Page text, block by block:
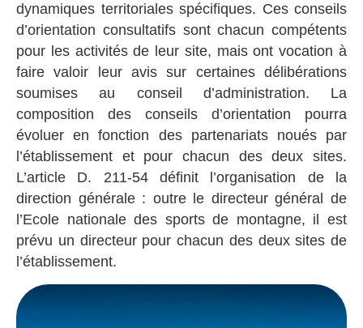
dynamiques territoriales spécifiques. Ces conseils
d’orientation consultatifs sont chacun compétents
pour les activités de leur site, mais ont vocation à
faire valoir leur avis sur certaines délibérations
soumises au conseil d’administration. La
composition des conseils d’orientation pourra
évoluer en fonction des partenariats noués par
l’établissement et pour chacun des deux sites.
L’article D. 211-54 définit l’organisation de la
direction générale : outre le directeur général de
l’Ecole nationale des sports de montagne, il est
prévu un directeur pour chacun des deux sites de
l’établissement.